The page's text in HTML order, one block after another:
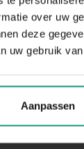
over uw
deze
uw gebruik
Aanpassen